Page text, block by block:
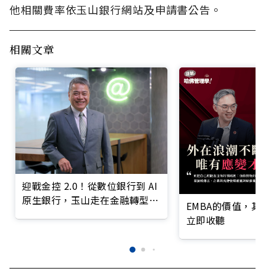
他相關費率依玉山銀行網站及申請書公告。
相關文章
迎戰金控 2.0！從數位銀行到 AI
原生銀行，玉山走在金融轉型最
EMBA的價值，
立即收聽